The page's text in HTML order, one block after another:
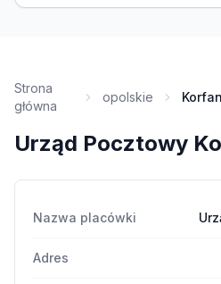
Strona
główna
opolskie
Urząd Pocztowy
Nazwa placówki
Adres